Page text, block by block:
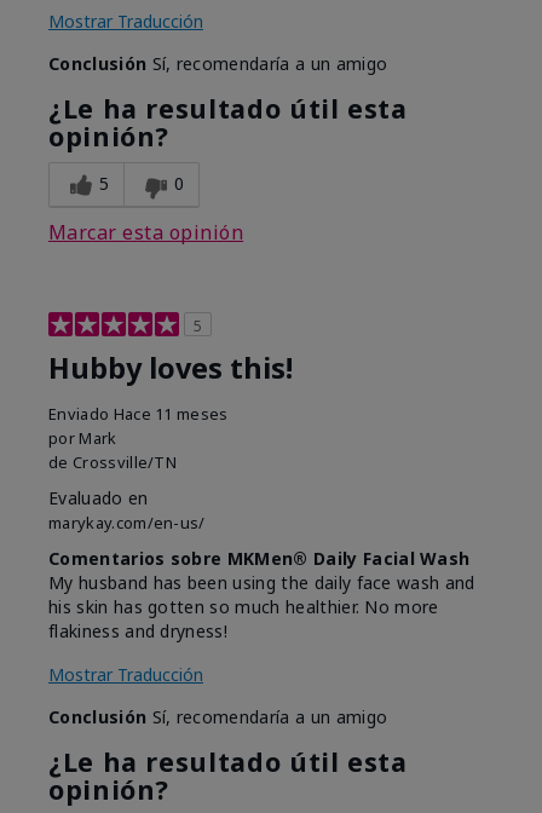
Mostrar Traducción
Conclusión Sí, recomendaría a un amigo
¿Le ha resultado útil esta
opinión?
5 0
Marcar esta opinión
5
Hubby loves this!
Enviado Hace 11 meses
por Mark
de Crossville/TN
Evaluado en
marykay.com/en-us/
Comentarios sobre MKMen® Daily Facial Wash
My husband has been using the daily face wash and
his skin has gotten so much healthier. No more
flakiness and dryness!
Mostrar Traducción
Conclusión Sí, recomendaría a un amigo
¿Le ha resultado útil esta
opinión?